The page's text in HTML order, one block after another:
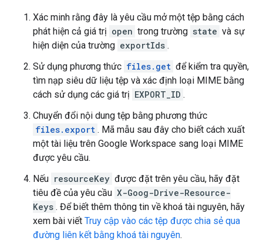
Xác minh rằng đây là yêu cầu mở một tệp bằng cách
phát hiện cả giá trị open trong trường state và sự
hiện diện của trường exportIds .
Sử dụng phương thức files.get để kiểm tra quyền,
tìm nạp siêu dữ liệu tệp và xác định loại MIME bằng
cách sử dụng các giá trị EXPORT_ID .
Chuyển đổi nội dung tệp bằng phương thức
files.export . Mã mẫu sau đây cho biết cách xuất
một tài liệu trên Google Workspace sang loại MIME
được yêu cầu.
Nếu resourceKey được đặt trên yêu cầu, hãy đặt
tiêu đề của yêu cầu X-Goog-Drive-Resource-
Keys . Để biết thêm thông tin về khoá tài nguyên, hãy
xem bài viết Truy cập vào các tệp được chia sẻ qua
đường liên kết bằng khoá tài nguyên.